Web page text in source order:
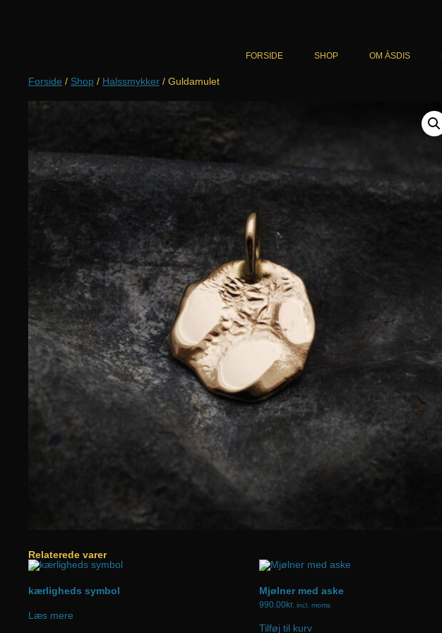
FORSIDE SHOP
HANDELSBETINGELSER
OM ÀSDIS
Forside / Shop / Halssmykker / Guldamulet
Relaterede varer
kærligheds symbol
Læs mere
Mjølner med aske
990.00kr. incl. moms
Tilføj til kurv